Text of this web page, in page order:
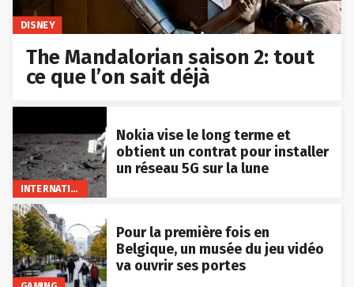
DISNEY
The Mandalorian saison 2: tout
ce que l’on sait déjà
INTERNATIONAL
Nokia vise le long terme et
obtient un contrat pour installer
un réseau 5G sur la lune
Pour la première fois en
Belgique, un musée du jeu vidéo
va ouvrir ses portes